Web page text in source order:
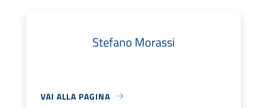
Stefano Morassi
VAI ALLA PAGINA